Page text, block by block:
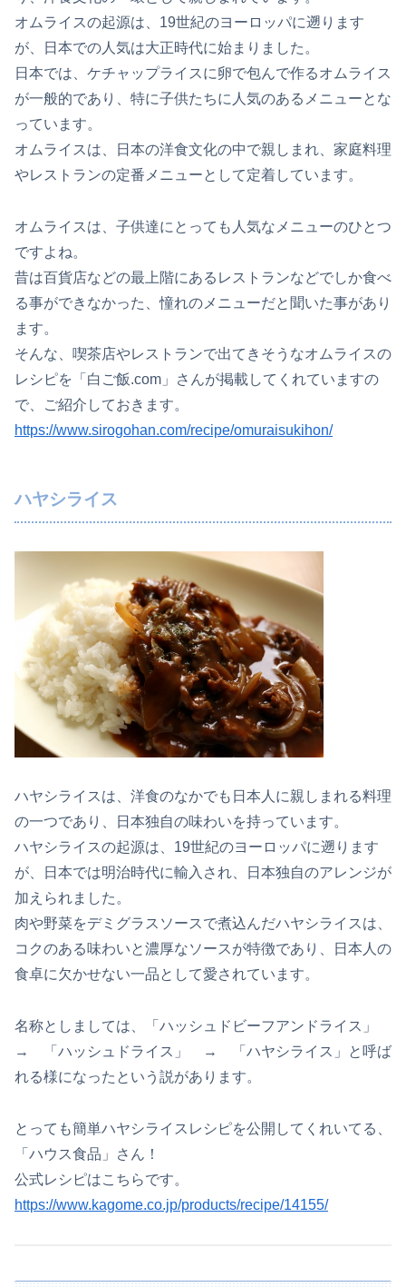
オムライスの起源は、19世紀のヨーロッパに遡ります
が、日本での人気は大正時代に始まりました。
日本では、ケチャップライスに卵で包んで作るオムライス
が一般的であり、特に子供たちに人気のあるメニューとな
っています。
オムライスは、日本の洋食文化の中で親しまれ、家庭料理
やレストランの定番メニューとして定着しています。
オムライスは、子供達にとっても人気なメニューのひとつ
ですよね。
昔は百貨店などの最上階にあるレストランなどでしか食べ
る事ができなかった、憧れのメニューだと聞いた事があり
ます。
そんな、喫茶店やレストランで出てきそうなオムライスの
レシピを「白ご飯.com」さんが掲載してくれていますの
で、ご紹介しておきます。
https://www.sirogohan.com/recipe/omuraisukihon/
ハヤシライス
ハヤシライスは、洋食のなかでも日本人に親しまれる料理
の一つであり、日本独自の味わいを持っています。
ハヤシライスの起源は、19世紀のヨーロッパに遡ります
が、日本では明治時代に輸入され、日本独自のアレンジが
加えられました。
肉や野菜をデミグラスソースで煮込んだハヤシライスは、
コクのある味わいと濃厚なソースが特徴であり、日本人の
食卓に欠かせない一品として愛されています。
名称としましては、「ハッシュドビーフアンドライス」
→ 「ハッシュドライス」 → 「ハヤシライス」と呼ば
れる様になったという説があります。
とっても簡単ハヤシライスレシピを公開してくれいてる、
「ハウス食品」さん！
公式レシピはこちらです。
https://www.kagome.co.jp/products/recipe/14155/